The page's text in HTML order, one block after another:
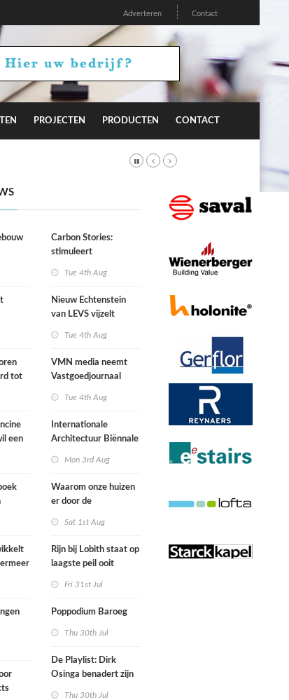
Adverteren Contact
PROJECTEN PRODUCTEN CONTACT
tot
een
Carbon Stories:
stimuleert
duurzaam gedrag?
Tue 4th Aug
Nieuw Echtenstein
van LEVS vijzelt
restruimte op
Tue 4th Aug
VMN media neemt
Vastgoedjournaal
Tue 4th Aug
Internationale
Architectuur Biënnale
Mon 3rd Aug
Waarom onze huizen
er door de
anders gaan uitzien
Sat 1st Aug
Rijn bij Lobith staat op
laagste peil ooit
Fri 31st Jul
Poppodium Baroeg
Thu 30th Jul
De Playlist: Dirk
Osinga benadert zijn
Thu 30th Jul